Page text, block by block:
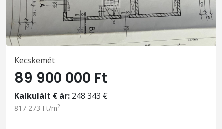
Kecskemét
89 900 000 Ft
Kalkulált € ár: 248 343 €
817 273 Ft/m2